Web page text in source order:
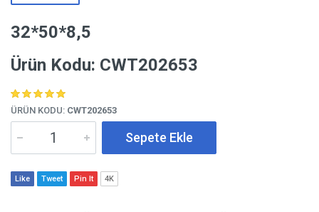
32*50*8,5
Ürün Kodu: CWT202653
ÜRÜN KODU: CWT202653
Sepete Ekle
Like Tweet Pin It 4K